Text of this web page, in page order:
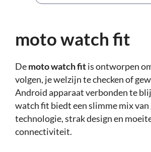
moto watch fit
Demoto watch fitis ontworpen
volgen, je welzijn te checken of
Android apparaat verbonden te
watch fit biedt een slimme mix van
technologie, strak design en
connectiviteit.